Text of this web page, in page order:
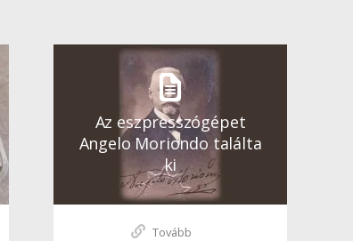
Az eszpresszógépet
Angelo Moriondo találta
ki
Tovább